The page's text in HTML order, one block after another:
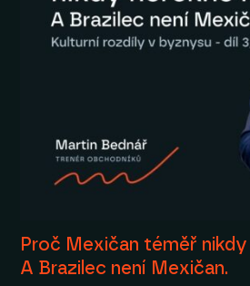
Proč Mexičan téměř nikdy
A Brazilec není Mexičan.